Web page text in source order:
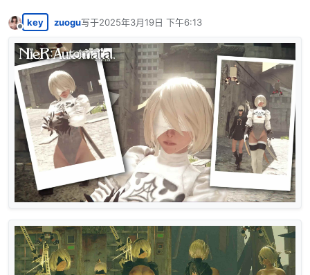
离线
key zuogu写于2025年3月19日 下午6:13
最后由 编辑